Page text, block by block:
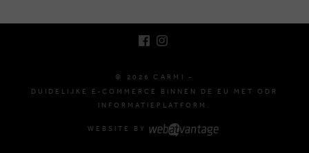
© 2026 CARMI -
DUIDELIJKE E-COMMERCE BINNEN DE EU MET ODR
INFORMATIEPLATFORM.
WEBSITE BY